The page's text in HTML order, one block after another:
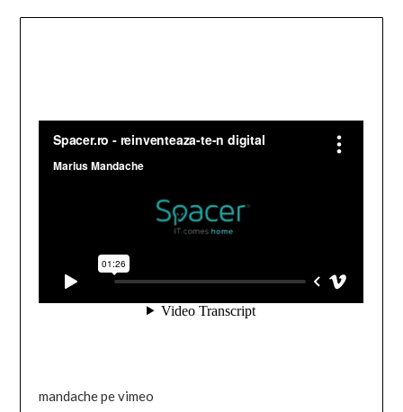
mandache pe vimeo